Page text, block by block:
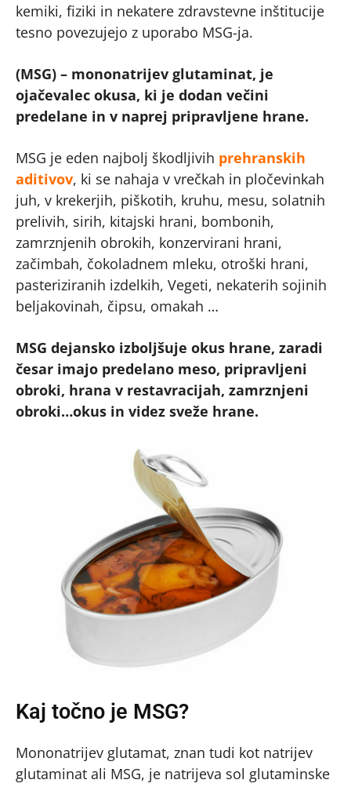
kemiki, fiziki in nekatere zdravstevne inštitucije
tesno povezujejo z uporabo MSG-ja.
(MSG) – mononatrijev glutaminat, je
ojačevalec okusa, ki je dodan večini
predelane in v naprej pripravljene hrane.
MSG je eden najbolj škodljivih prehranskih
aditivov, ki se nahaja v vrečkah in pločevinkah
juh, v krekerjih, piškotih, kruhu, mesu, solatnih
prelivih, sirih, kitajski hrani, bombonih,
zamrznjenih obrokih, konzervirani hrani,
začimbah, čokoladnem mleku, otroški hrani,
pasteriziranih izdelkih, Vegeti, nekaterih sojinih
beljakovinah, čipsu, omakah …
MSG dejansko izboljšuje okus hrane, zaradi
česar imajo predelano meso, pripravljeni
obroki, hrana v restavracijah, zamrznjeni
obroki…okus in videz sveže hrane.
Kaj točno je MSG?
Mononatrijev glutamat, znan tudi kot natrijev
glutaminat ali MSG, je natrijeva sol glutaminske